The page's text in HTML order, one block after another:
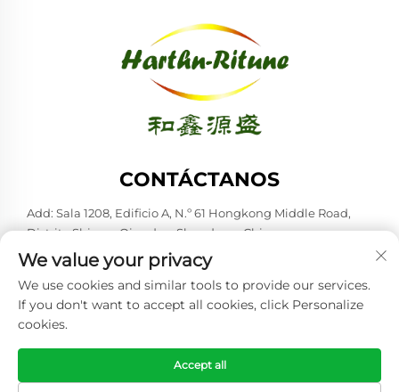
CONTÁCTANOS
Add: Sala 1208, Edificio A, N.º 61 Hongkong Middle Road,
Distrito Shinan, Qingdao, Shandong, China
Tel.: +86-53285879528
Correo electrónico:[email protected]
Copyright © 2026 Qingdao Harthn-ritune Corp., Ltd. Todos los
derechos reservados. -Política de privacidad
We value your privacy
We use cookies and similar tools to provide our services.
If you don't want to accept all cookies, click Personalize
cookies.
Accept all